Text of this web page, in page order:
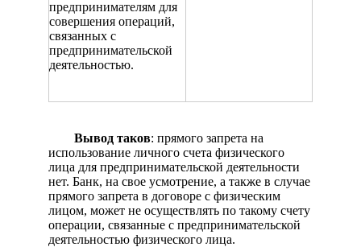
предпринимателям для
совершения операций,
связанных с
предпринимательской
деятельностью.
Вывод таков: прямого запрета на
использование личного счета физического
лица для предпринимательской деятельности
нет. Банк, на свое усмотрение, а также в случае
прямого запрета в договоре с физическим
лицом, может не осуществлять по такому счету
операции, связанные с предпринимательской
деятельностью физического лица.